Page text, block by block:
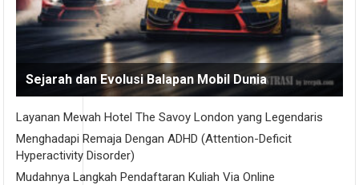
Sejarah dan Evolusi Balapan Mobil Dunia
Layanan Mewah Hotel The Savoy London yang Legendaris
Menghadapi Remaja Dengan ADHD (Attention-Deficit
Hyperactivity Disorder)
Mudahnya Langkah Pendaftaran Kuliah Via Online